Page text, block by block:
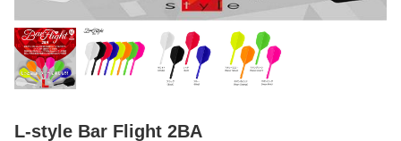
L-style Bar Flight 2BA